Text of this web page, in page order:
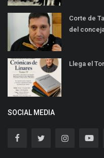
Corte de
del
Llega el
SOCIAL MEDIA